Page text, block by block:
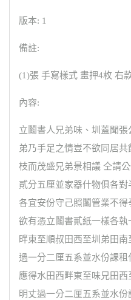
版本: 1
備註:
(1)張 手寫樣式 畫押4枚 右
內容:
立鬮書人兄弟味、圳蓋聞
弟乃手足之情豈不欲同居
枝而茂盛兄弟景相議 仝請
貳分五厘並家器什物俱各
各宜安份守己照鬮管業不
欲有憑立鬮書貳紙一樣各
畔東至順叔田西至圳弟田
過一分二厘五系並水份課租
應得水田西畔東至味兄田
明丈過一分二厘五系並水